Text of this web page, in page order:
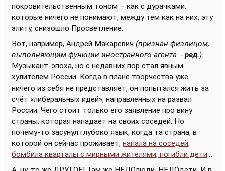
покровительственным тоном – как с дурачками,
которые ничего не понимают, между тем как на них, эту
элиту, снизошло Просветление.
Вот, например, Андрей Макаревич (признан физлицом,
выполняющим функции иностранного агента. - ред.).
Музыкант-эпоха, но с недавних пор стал явным
хулителем России. Когда в плане творчества уже
ничего из себя не представляет, он попытался жить за
счёт «либеральных идей», направленных на развал
России. Чего стоит только его заявление про вину
страны, которая нападает на своих соседей. Но
почему-то засунул глубоко язык, когда та страна, в
которой он сейчас проживает, напала на соседей,
бомбила кварталы с мирными жителями, погибли дети…